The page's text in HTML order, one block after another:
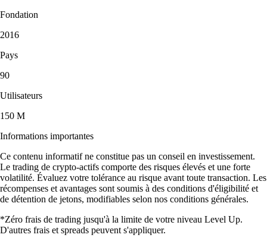
Fondation
2016
Pays
90
Utilisateurs
150 M
Informations importantes
Ce contenu informatif ne constitue pas un conseil en investissement.
Le trading de crypto-actifs comporte des risques élevés et une forte
volatilité. Évaluez votre tolérance au risque avant toute transaction. Les
récompenses et avantages sont soumis à des conditions d'éligibilité et
de détention de jetons, modifiables selon nos conditions générales.
*Zéro frais de trading jusqu'à la limite de votre niveau Level Up.
D'autres frais et spreads peuvent s'appliquer.